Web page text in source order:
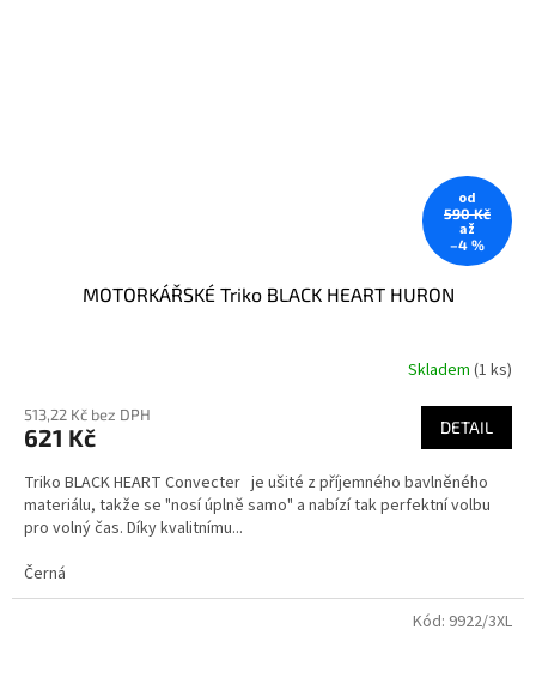
od
590 Kč
až
–4 %
MOTORKÁŘSKÉ Triko BLACK HEART HURON
Skladem (1 ks)
513,22 Kč bez DPH
621 Kč DETAIL
Triko BLACK HEART Convecter je ušité z příjemného bavlněného
materiálu, takže se "nosí úplně samo" a nabízí tak perfektní volbu
pro volný čas. Díky kvalitnímu...
Černá
Kód: 9922/3XL